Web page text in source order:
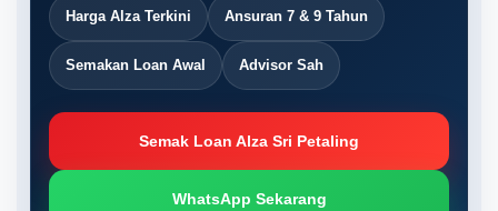
Harga Alza Terkini Ansuran 7 & 9 Tahun
Semakan Loan Awal Advisor Sah
Semak Loan Alza Sri Petaling
WhatsApp Sekarang